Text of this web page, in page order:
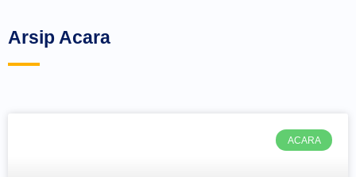
Arsip Acara
ACARA